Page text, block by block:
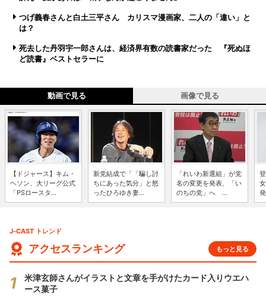
つげ義春さんと白土三平さん カリスマ漫画家、二人の「違い」と
は？
死去した丹羽宇一郎さんは、経済界有数の読書家だった 『死ぬほ
ど読書』ベストセラーに
動画で見る 画像で見る
【ドジャース】キム・
ヘソン、大リーグ公式
「PSロースタ...
新党結成で「「騙し討
ちにあった気分」と怒
ったひろゆき妻...
「れいわ新選組」が党
名の変更を発表、「い
のちの党」へ ...
J-CAST トレンド
アクセスランキング もっと見る
米津玄師さんがイラストと文章を手がけたカード入りウエハ
ース菓子